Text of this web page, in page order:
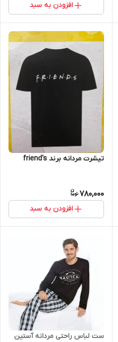
افزودن به سبد
تیشرت مردانه برند friend's
780,000
افزودن به سبد
ست لباس راحتی مردانه آستین